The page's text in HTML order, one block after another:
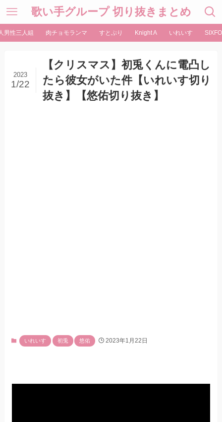
歌い手グループ 切り抜きまとめ
男性三人組 肉チョモランマ すとぷり Knight A いれいす
【クリスマス】初兎くんに電凸し
たら彼女がいた件【いれいす切り
抜き】【悠佑切り抜き】
2023
1/22
いれいす 初兎 悠佑 2023年1月22日